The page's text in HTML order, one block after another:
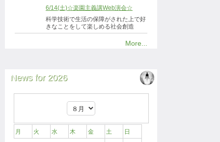
6/14(土)☆楽園主義講Web演会☆
科学技術で生活の保障がされた上で好
きなことをして楽しめる社会創造
More...
News for 2026
月 火 水 木 金 土
日